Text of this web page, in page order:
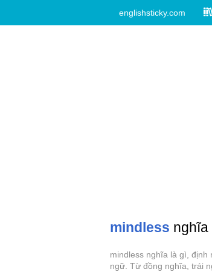
englishsticky.com
mindless nghĩa
mindless nghĩa là gì, định
ngữ. Từ đồng nghĩa, trái